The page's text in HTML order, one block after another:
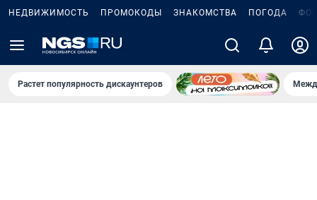
НЕДВИЖИМОСТЬ ПРОМОКОДЫ ЗНАКОМСТВА ПОГОДА
Растет популярность дискаунтеров